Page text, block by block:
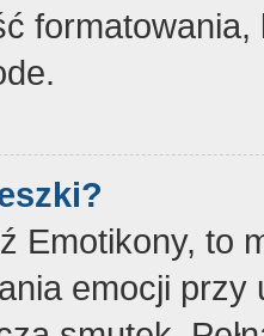
Emotikony, to
emocji